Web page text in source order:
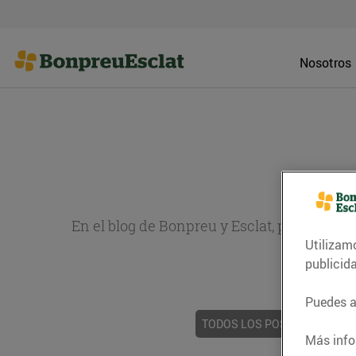
Nosotros
En el blog de Bonpreu y Esclat, puedes
TODOS LOS POSTS
Puedes
Más